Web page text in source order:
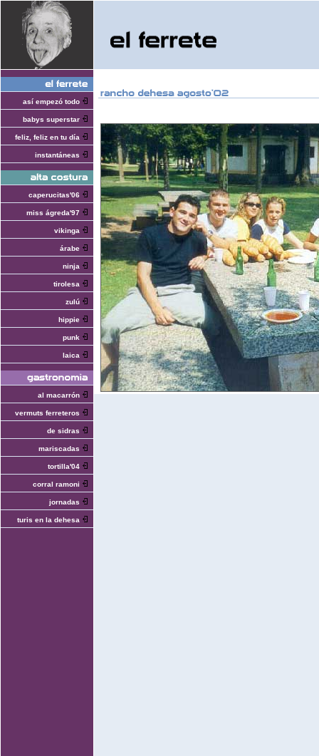
así empezó todo
babys superstar
feliz, feliz en tu día
instantáneas
caperucitas'06
miss ágreda'97
vikinga
árabe
ninja
tirolesa
zulú
hippie
punk
laica
al macarrón
vermuts ferreteros
de sidras
mariscadas
tortilla'04
corral ramoni
jornadas
turis en la dehesa